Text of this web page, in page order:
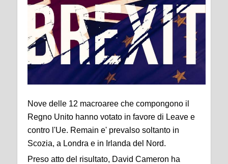
Nove delle 12 macroaree che compongono il
Regno Unito hanno votato in favore di Leave e
contro l'Ue. Remain e' prevalso soltanto in
Scozia, a Londra e in Irlanda del Nord.
Preso atto del risultato, David Cameron ha